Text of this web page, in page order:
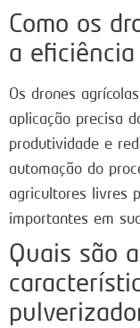
Como os
a
Os drones
aplicação precisa
produtividade e
automação do
agricultores livres
importantes em
Quais são